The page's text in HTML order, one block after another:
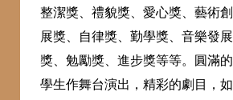
整潔獎、禮貌獎、愛心獎、藝術
展獎、自律獎、勤學獎、音樂發
獎、勉勵獎、進步獎等等。圓滿
學生作舞台演出，精彩的劇目，